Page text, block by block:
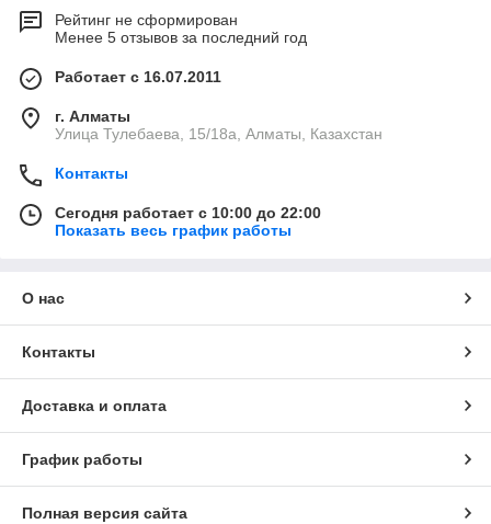
Рейтинг не сформирован
Менее 5 отзывов за последний год
Работает с 16.07.2011
г. Алматы
Улица Тулебаева, 15/18а, Алматы, Казахстан
Контакты
Сегодня работает с 10:00 до 22:00
Показать весь график работы
О нас
Контакты
Доставка и оплата
График работы
Полная версия сайта